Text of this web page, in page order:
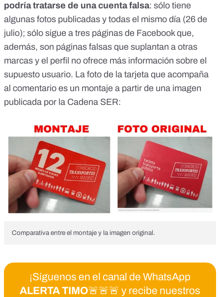
podría tratarse de una cuenta falsa: sólo tiene
algunas fotos publicadas y todas el mismo día (26 de
julio); sólo sigue a tres páginas de Facebook que,
además, son páginas falsas que suplantan a otras
marcas y el perfil no ofrece más información sobre el
supuesto usuario. La foto de la tarjeta que acompaña
al comentario es un montaje a partir de una imagen
publicada por la Cadena SER:
Comparativa entre el montaje y la imagen original.
¡Síguenos en el canal de WhatsApp
ALERTA TIMO🚨🚨🚨 y recibe nuestros